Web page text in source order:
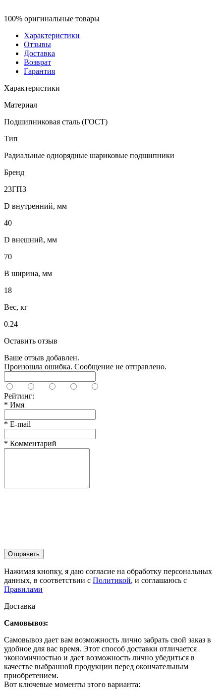
100% оригинальные товары
Характеристики
Отзывы
Доставка
Возврат
Гарантия
Характеристики
Материал
Подшипниковая сталь (ГОСТ)
Тип
Радиальные однорядные шариковые подшипники
Бренд
23ГПЗ
D внутренний, мм
40
D внешний, мм
70
B ширина, мм
18
Вес, кг
0.24
Оставить отзыв
Ваше отзыв добавлен.
Произошла ошибка. Сообщение не отправлено.
Рейтинг:
* Имя
* E-mail
* Комментарий
Отправить
Нажимая кнопку, я даю согласие на обработку персональных
данных, в соответствии с Политикой, и соглашаюсь с
Правилами
Доставка
Самовывоз:
Самовывоз дает вам возможность лично забрать свой заказ в
удобное для вас время. Этот способ доставки отличается
экономичностью и дает возможность лично убедиться в
качестве выбранной продукции перед окончательным
приобретением.
Вот ключевые моменты этого варианта: